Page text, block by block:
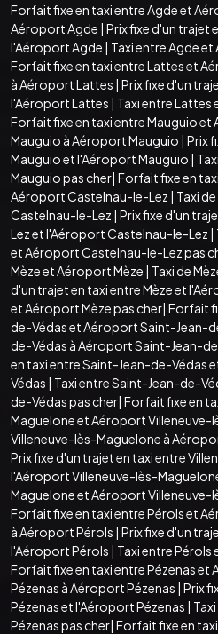
Forfait fixe en taxi entre Agde et
Aéroport Agde | Prix fixe d'un trajet
l'Aéroport Agde | Taxi entre Agde
Forfait fixe en taxi entre Lattes et
à Aéroport Lattes | Prix fixe d'un
l'Aéroport Lattes | Taxi entre
Forfait fixe en taxi entre Mauguio
Mauguio à Aéroport Mauguio | Prix
Mauguio et l'Aéroport Mauguio |
Mauguio pas cher| Forfait fixe en
Aéroport Castelnau-le-Lez | Taxi
Castelnau-le-Lez | Prix fixe d'un
Lez et l'Aéroport Castelnau-le-Lez |
et Aéroport Castelnau-le-Lez pas
Mèze et Aéroport Mèze | Taxi de
d'un trajet en taxi entre Mèze et
et Aéroport Mèze pas cher| Forfait
de-Védas et Aéroport Saint-Jean-
de-Védas à Aéroport Saint-Jean-
en taxi entre Saint-Jean-de-Védas
Védas | Taxi entre Saint-Jean-de-
de-Védas pas cher| Forfait fixe en
Maguelone et Aéroport Villeneuve-
Villeneuve-lès-Maguelone à
Prix fixe d'un trajet en taxi entre
l'Aéroport Villeneuve-lès-
Maguelone et Aéroport Villeneuve-
Forfait fixe en taxi entre Pérols et
à Aéroport Pérols | Prix fixe d'un
l'Aéroport Pérols | Taxi entre
Forfait fixe en taxi entre Pézenas et
Pézenas à Aéroport Pézenas | Prix
Pézenas et l'Aéroport Pézenas |
Pézenas pas cher| Forfait fixe en